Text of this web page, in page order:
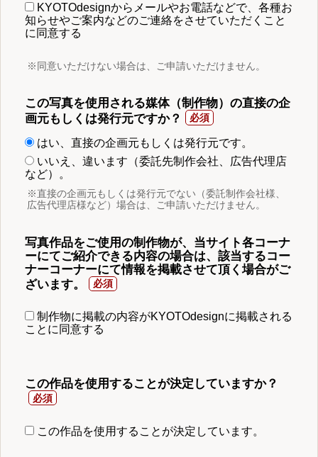
KYOTOdesignからメールやお電話などで、各種お
知らせやご案内などのご連絡をさせていただくこと
に同意する
※同意いただけない場合は、ご申請いただけません。
この写真を使用される媒体（制作物）の直接の企
画元もしくは発行元ですか？
はい、直接の企画元もしくは発行元です。
いいえ、違います（委託先制作会社、広告代理店
など）。
※直接の企画元もしくは発行元でない（委託制作会社様、
広告代理店様など）場合は、ご申請いただけません。
写真作品をご使用の制作物が、当サイト各コーナ
ーにてご紹介できる内容の場合は、該当するコー
ナーコーナーにて情報を掲載させて頂く場合がご
ざいます。
制作物に掲載の内容がKYOTOdesignに掲載される
ことに同意する
この作品を使用することが決定していますか？
この作品を使用することが決定しています。